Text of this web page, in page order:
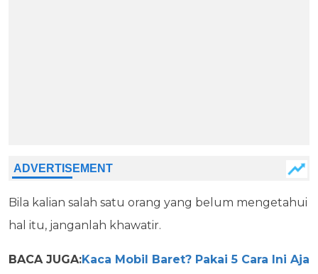
Bila kalian salah satu orang yang belum mengetahui
hal itu, janganlah khawatir.
BACA JUGA:Kaca Mobil Baret? Pakai 5 Cara Ini Aja